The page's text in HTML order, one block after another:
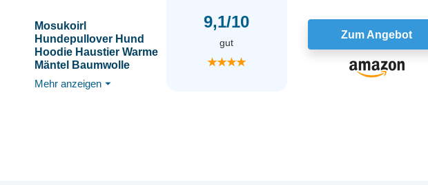
Mosukoirl
Hundepullover Hund
Hoodie Haustier Warme
Mäntel Baumwolle
Sweatshirts Hund
Kleidung mit Tasche
Mehr anzeigen ⏷
9,1/10
gut
★★★★
Zum Angebot